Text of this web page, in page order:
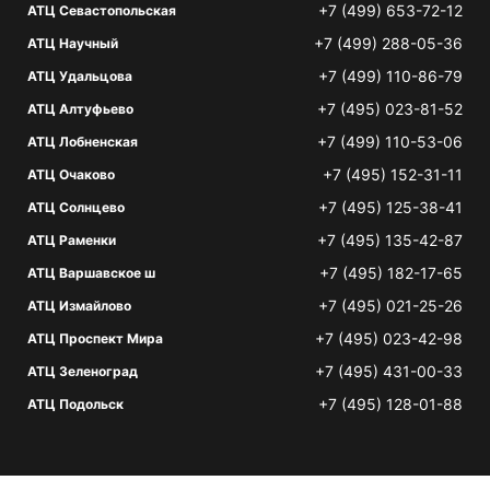
АТЦ Севастопольская +7 (499) 653-72-12
АТЦ Научный +7 (499) 288-05-36
АТЦ Удальцова +7 (499) 110-86-79
АТЦ Алтуфьево +7 (495) 023-81-52
АТЦ Лобненская +7 (499) 110-53-06
АТЦ Очаково +7 (495) 152-31-11
АТЦ Солнцево +7 (495) 125-38-41
АТЦ Раменки +7 (495) 135-42-87
АТЦ Варшавское ш +7 (495) 182-17-65
АТЦ Измайлово +7 (495) 021-25-26
АТЦ Проспект Мира +7 (495) 023-42-98
АТЦ Зеленоград +7 (495) 431-00-33
АТЦ Подольск +7 (495) 128-01-88